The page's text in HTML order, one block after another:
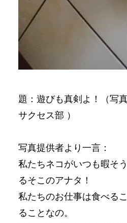
題：遊びも真剣よ！（写
サクセス部 ）
写真提供者より一言：
私たちネコがいつも暇そ
るそこのアナタ！
私たちのお仕事は食べる
ることなの。